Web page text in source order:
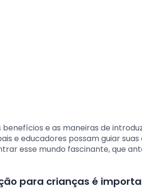
e as maneiras de
e educadores possam guiar
esse mundo fascinante, que
para crianças é